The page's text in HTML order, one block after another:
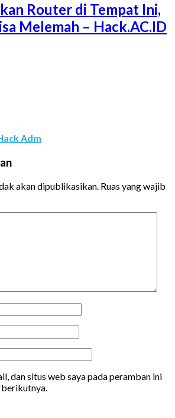
Router di Tempat Ini,
Melemah – Hack.AC.ID
Adm
akan dipublikasikan. Ruas yang wajib
dan situs web saya pada peramban ini